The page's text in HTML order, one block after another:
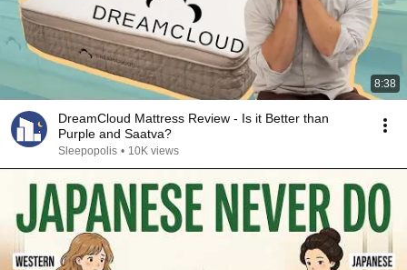
8:38
DreamCloud Mattress Review - Is it Better than
Purple and Saatva?
Sleepopolis • 10K views